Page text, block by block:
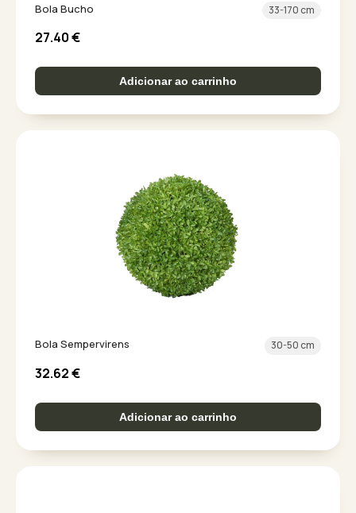
Bola Bucho 33-170 cm
27.40€
Adicionar ao carrinho
Bola Sempervirens 30-50 cm
32.62€
Adicionar ao carrinho